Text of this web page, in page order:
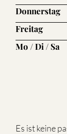
Donnerstag
Freitag
Mo / Di / Sa
Es ist keine